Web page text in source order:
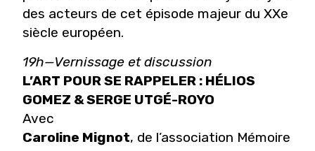
des acteurs de cet épisode majeur du XXe
siècle européen.
19h—Vernissage et discussion
L’ART POUR SE RAPPELER : HÉLIOS
GOMEZ & SERGE UTGÉ-ROYO
Avec
Caroline Mignot, de l’association Mémoire